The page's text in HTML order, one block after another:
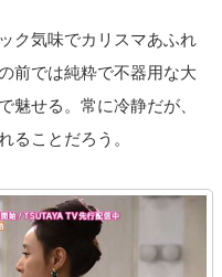
ク気味でカリスマあふれ
前では純粋で不器用な大
魅せる。常に冷静だが、
ることだろう。